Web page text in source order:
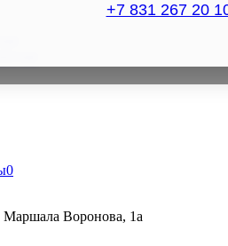
+7 831 267 20
0
Воронова, 1а